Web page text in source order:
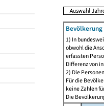
1) In
obwohl die
erfassten
Differenz von
2) Die
Für die
keine Zahlen
Die